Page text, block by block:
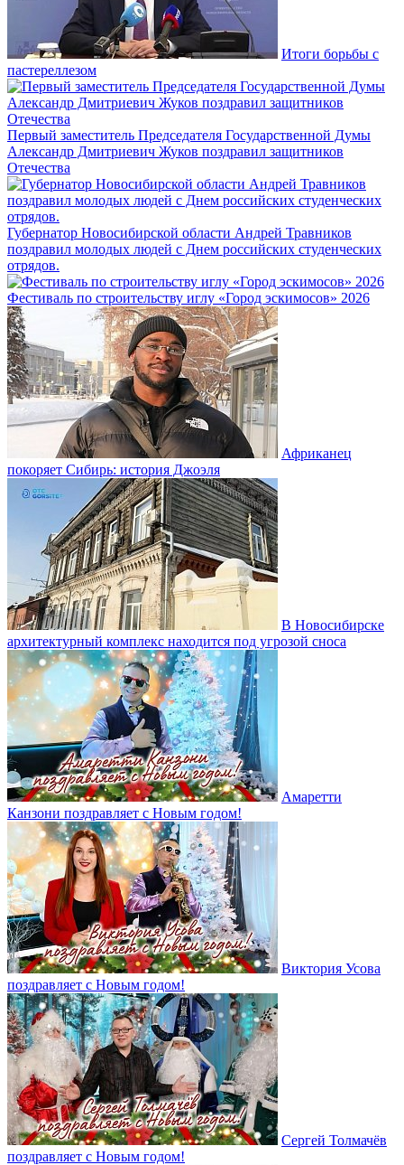
Итоги борьбы с
пастереллезом
Первый заместитель Председателя Государственной Думы
Александр Дмитриевич Жуков поздравил защитников
Отечества
Губернатор Новосибирской области Андрей Травников
поздравил молодых людей с Днем российских студенческих
отрядов.
Фестиваль по строительству иглу «Город эскимосов» 2026
Африканец
покоряет Сибирь: история Джоэля
В Новосибирске
архитектурный комплекс находится под угрозой сноса
Амаретти
Канзони поздравляет с Новым годом!
Виктория Усова
поздравляет с Новым годом!
Сергей Толмачёв
поздравляет с Новым годом!